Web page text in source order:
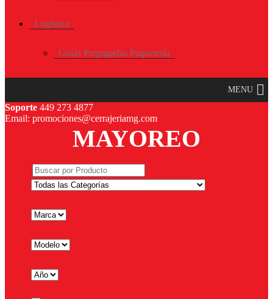
Logística
Guías Prepagadas Paquetería
MENU
Soporte 449 273 4877
Email: promociones@cerrajeriamg.com
MAYOREO